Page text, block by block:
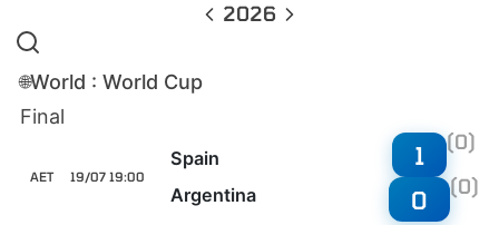
2026
🌐World : World Cup
Final
19/07 19:00
AET
Spain
Argentina
1 (0)
0 (0)